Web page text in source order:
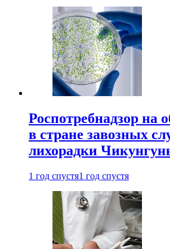
Роспотребнадзор на
в стране завозных
лихорадки
1 год спустя1 год спустя